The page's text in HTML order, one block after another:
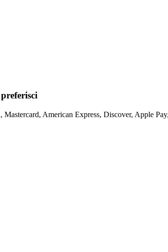
Mastercard, American Express, Discover, Apple